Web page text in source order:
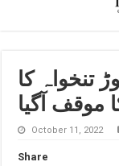
کی 5 کروڑ تنخواہ کا
موقف آگیا
October 11, 2022
Share